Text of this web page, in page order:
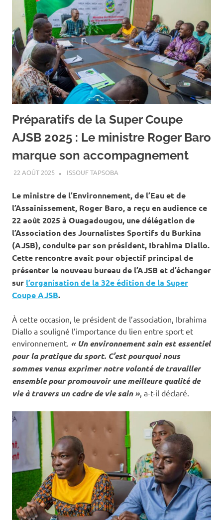
Préparatifs de la Super Coupe
AJSB 2025 : Le ministre Roger Baro
marque son accompagnement
22 AOÛT 2025 ISSOUF TAPSOBA
Le ministre de l’Environnement, de l’Eau et de
l’Assainissement, Roger Baro, a reçu en audience ce
22 août 2025 à Ouagadougou, une délégation de
l’Association des Journalistes Sportifs du Burkina
(AJSB), conduite par son président, Ibrahima Diallo.
Cette rencontre avait pour objectif principal de
présenter le nouveau bureau de l’AJSB et d’échanger
sur l’organisation de la 32e édition de la Super
Coupe AJSB.
À cette occasion, le président de l’association, Ibrahima
Diallo a souligné l’importance du lien entre sport et
environnement. « Un environnement sain est essentiel
pour la pratique du sport. C’est pourquoi nous
sommes venus exprimer notre volonté de travailler
ensemble pour promouvoir une meilleure qualité de
vie à travers un cadre de vie sain », a-t-il déclaré.